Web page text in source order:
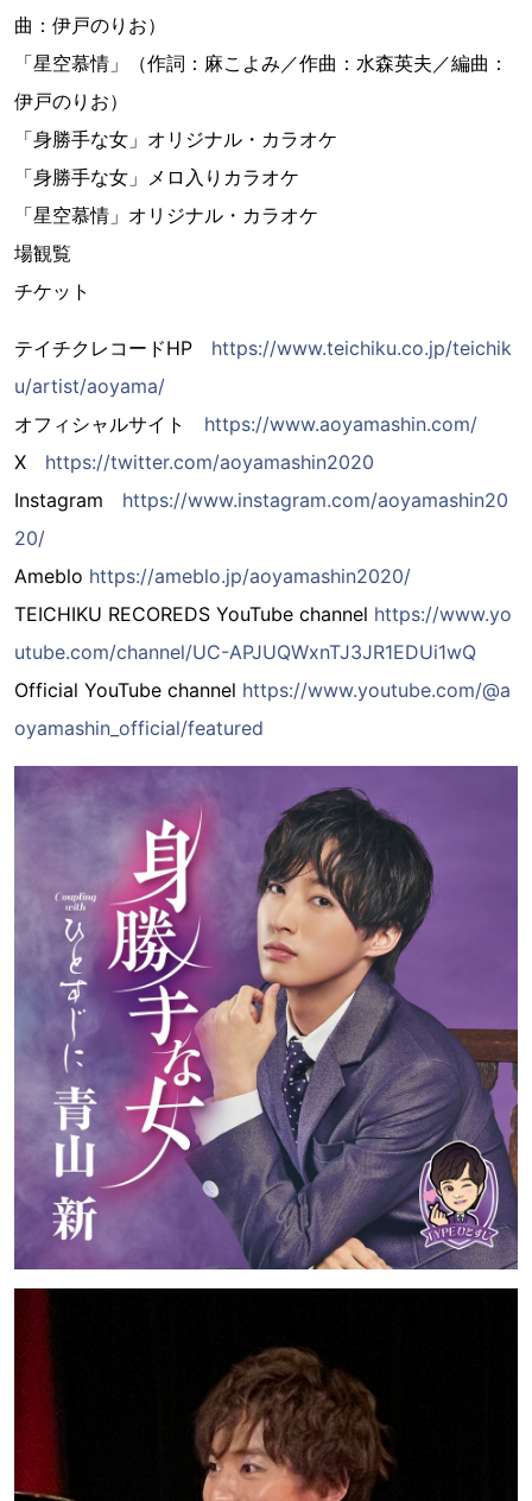
曲：伊戸のりお）
「星空慕情」（作詞：麻こよみ／作曲：水森英夫／編曲：
伊戸のりお）
「身勝手な女」オリジナル・カラオケ
「身勝手な女」メロ入りカラオケ
「星空慕情」オリジナル・カラオケ
場観覧
チケット
テイチクレコードHP https://www.teichiku.co.jp/teichik
u/artist/aoyama/
オフィシャルサイト https://www.aoyamashin.com/
X https://twitter.com/aoyamashin2020
Instagram https://www.instagram.com/aoyamashin20
20/
Ameblo https://ameblo.jp/aoyamashin2020/
TEICHIKU RECOREDS YouTube channel https://www.yo
utube.com/channel/UC-APJUQWxnTJ3JR1EDUi1wQ
Official YouTube channel https://www.youtube.com/@a
oyamashin_official/featured